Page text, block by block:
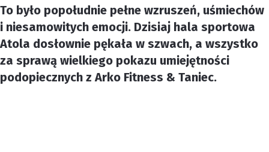
To było popołudnie pełne wzruszeń, uśmiechów
i niesamowitych emocji. Dzisiaj hala sportowa
Atola dosłownie pękała w szwach, a wszystko
za sprawą wielkiego pokazu umiejętności
podopiecznych z Arko Fitness & Taniec.